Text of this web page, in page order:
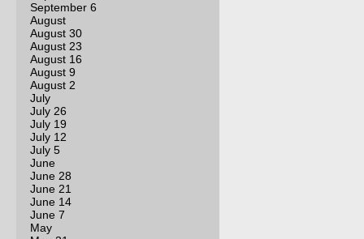
September 6
August
August 30
August 23
August 16
August 9
August 2
July
July 26
July 19
July 12
July 5
June
June 28
June 21
June 14
June 7
May